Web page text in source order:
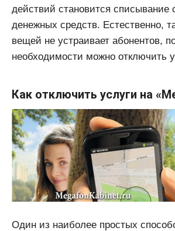
действий становится списывание
денежных средств. Естественно,
вещей не устраивает абонентов,
необходимости можно отключить
Как отключить услуги на
Один из наиболее простых